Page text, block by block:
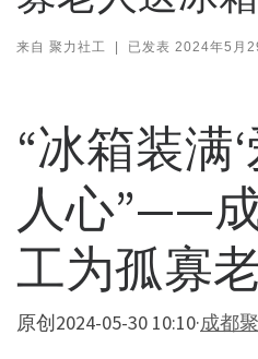
来自 聚力社工 | 已发表 2024年5月
“冰箱装满
人心”——
工为孤寡
原创2024-05-30 10:10·成都